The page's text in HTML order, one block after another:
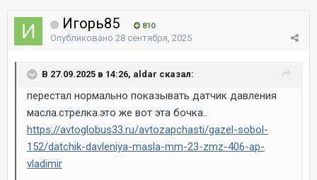
Игорь85 810
Опубликовано 28 сентября, 2025
В 27.09.2025 в 14:26, aldar сказал:
перестал нормально показывать датчик давления
масла.стрелка.это же вот эта бочка..
https://avtoglobus33.ru/avtozapchasti/gazel-sobol-
152/datchik-davleniya-masla-mm-23-zmz-406-ap-
vladimir